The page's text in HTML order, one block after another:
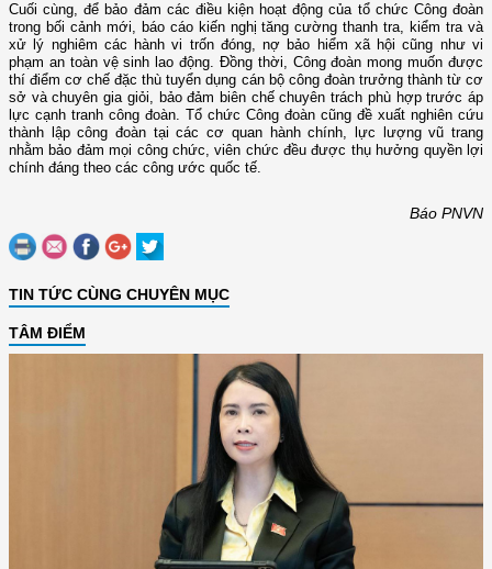
Cuối cùng, để bảo đảm các điều kiện hoạt động của tổ chức Công đoàn
trong bối cảnh mới, báo cáo kiến nghị tăng cường thanh tra, kiểm tra và
xử lý nghiêm các hành vi trốn đóng, nợ bảo hiểm xã hội cũng như vi
phạm an toàn vệ sinh lao động. Đồng thời, Công đoàn mong muốn được
thí điểm cơ chế đặc thù tuyển dụng cán bộ công đoàn trưởng thành từ cơ
sở và chuyên gia giỏi, bảo đảm biên chế chuyên trách phù hợp trước áp
lực cạnh tranh công đoàn. Tổ chức Công đoàn cũng đề xuất nghiên cứu
thành lập công đoàn tại các cơ quan hành chính, lực lượng vũ trang
nhằm bảo đảm mọi công chức, viên chức đều được thụ hưởng quyền lợi
chính đáng theo các công ước quốc tế.
Báo PNVN
TIN TỨC CÙNG CHUYÊN MỤC
TÂM ĐIỂM